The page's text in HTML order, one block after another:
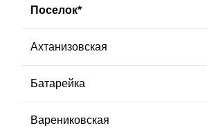
Поселок*
Ахтанизовская
Батарейка
Варениковская